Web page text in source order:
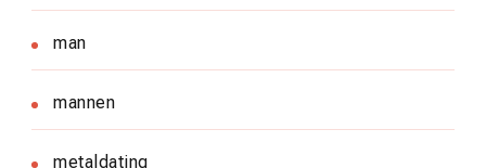
man
mannen
metaldating